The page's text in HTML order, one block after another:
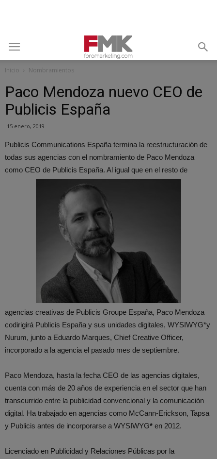
Inicio Nombramientos
Paco Mendoza nuevo CEO de
Publicis España
15 enero, 2019
Publicis Communications España termina la reestructuración de
todas sus agencias con el nombramiento de Paco Mendoza
como CEO de Publicis España. Al igual que en el resto de
agencias creativas de Publicis Groupe España, Paco Mendoza
codirigirá Publicis España y sus unidades digitales, WYSIWYG*y
Nurum, junto a Eduardo Marques, Chief Creative Officer,
incorporado a la agencia el pasado mes de septiembre.
Paco Mendoza, hasta la fecha CEO de las agencias digitales,
cuenta con más de 20 años de experiencia en el sector que han
transcurrido entre la publicidad convencional y la comunicación
digital. Ha trabajado en agencias como McCann-Erickson, Tapsa
y Publicis antes de incorporarse a WYSIWYG* en 2012.
Licenciado en Publicidad y Relaciones Públicas por la